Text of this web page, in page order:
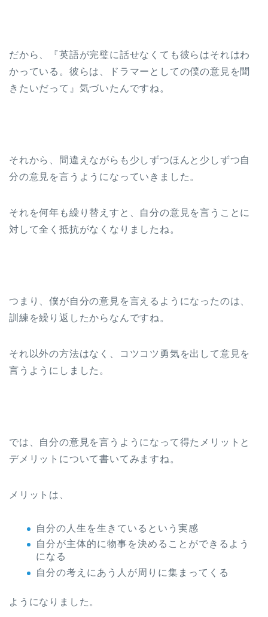
だから、『英語が完璧に話せなくても彼らはそれはわ
かっている。彼らは、ドラマーとしての僕の意見を聞
きたいだって』気づいたんですね。
それから、間違えながらも少しずつほんと少しずつ自
分の意見を言うようになっていきました。
それを何年も繰り替えすと、自分の意見を言うことに
対して全く抵抗がなくなりましたね。
つまり、僕が自分の意見を言えるようになったのは、
訓練を繰り返したからなんですね。
それ以外の方法はなく、コツコツ勇気を出して意見を
言うようにしました。
では、自分の意見を言うようになって得たメリットと
デメリットについて書いてみますね。
メリットは、
自分の人生を生きているという実感
自分が主体的に物事を決めることができるよう
になる
自分の考えにあう人が周りに集まってくる
ようになりました。